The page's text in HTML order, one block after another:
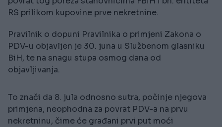
RS prilikom kupovine prve nekretnine.
Pravilnik o dopuni Pravilnika o primjeni Zakona o
PDV-u objavljen je 30. juna u Službenom glasniku
BiH, te na snagu stupa osmog dana od
objavljivanja.
To znači da 8. jula odnosno sutra, počinje njegova
primjena, neophodna za povrat PDV-a na prvu
nekretninu, čime će građani prvi put moći